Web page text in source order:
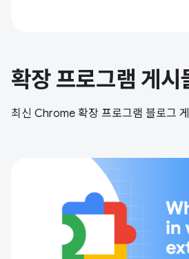
확장 프로그램 게시
최신 Chrome 확장 프로그램 블로그 게